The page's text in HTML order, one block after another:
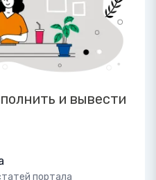
и вывести
портала